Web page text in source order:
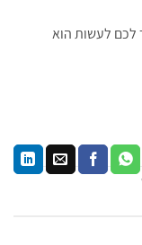
לכם לעשות הוא